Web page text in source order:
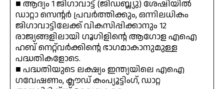
■ ആദ്യം 1 ജിഗാവാട്ട് (ജിഡബ്ല്യു) ശേഷിയിൽ
ഡാറ്റാ സെന്റർ പ്രവർത്തിക്കും, ഒന്നിലധികം
ജിഗാവാട്ടിലേക്ക് വികസിപ്പിക്കാനും 12
രാജ്യങ്ങളിലായി ഗൂഗിളിന്റെ ആഗോള എഐ
ഹബ് നെറ്റ്‌വർക്കിന്റെ ഭാഗമാകാനുമുള്ള
പദ്ധതികളോടെ.
■ പദ്ധതിയുടെ ലക്ഷ്യം ഇന്ത്യയിലെ എഐ
ഗവേഷണം, ക്ലൗഡ് കംപ്യൂട്ടിംഗ്, ഡാറ്റ